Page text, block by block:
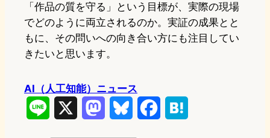
「作品の質を守る」という目標が、実際の現場
でどのように両立されるのか。実証の成果とと
もに、その問いへの向き合い方にも注目してい
きたいと思います。
AI（人工知能）ニュース